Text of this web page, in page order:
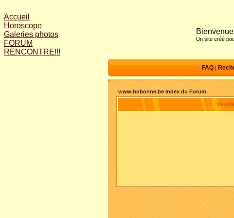
Accueil
Horoscope
Galeries photos
FORUM
RENCONTRE!!!
Un site créé
FAQ|
www.bobonne.be Index du Forum